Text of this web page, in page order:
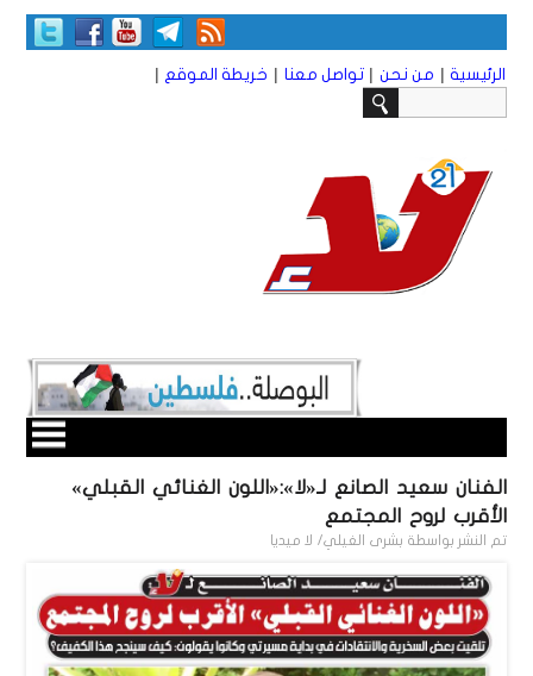
الرئيسية | من نحن | تواصل معنا | خريطة الموقع |
الفنان سعيد الصانع لـ«لا»:«اللون الغنائي القبلي»
الأقرب لروح المجتمع
تم النشر بواسطة بشرى الغيلي/ لا ميديا